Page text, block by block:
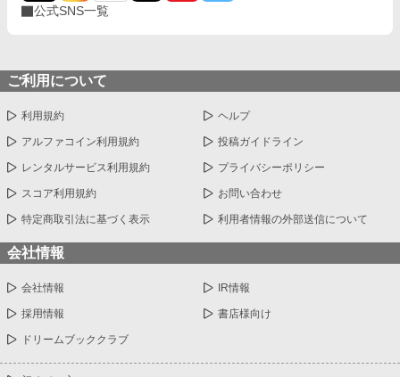
公式SNS一覧
ご利用について
利用規約 ヘルプ
アルファコイン利用規約 投稿ガイドライン
レンタルサービス利用規約 プライバシーポリシー
スコア利用規約 お問い合わせ
特定商取引法に基づく表示 利用者情報の外部送信について
会社情報
会社情報 IR情報
採用情報 書店様向け
ドリームブッククラブ